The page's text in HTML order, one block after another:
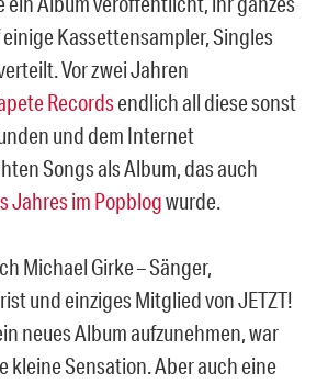
Kassettensampler, Singles
Vor zwei Jahren
Recordsendlich all diese sonst
und dem Internet
Songs als Album, das auch
Jahres im Popblogwurde.
Michael Girke – Sänger,
und einziges Mitglied von JETZT!
neues Album aufzunehmen, war
kleine Sensation. Aber auch eine